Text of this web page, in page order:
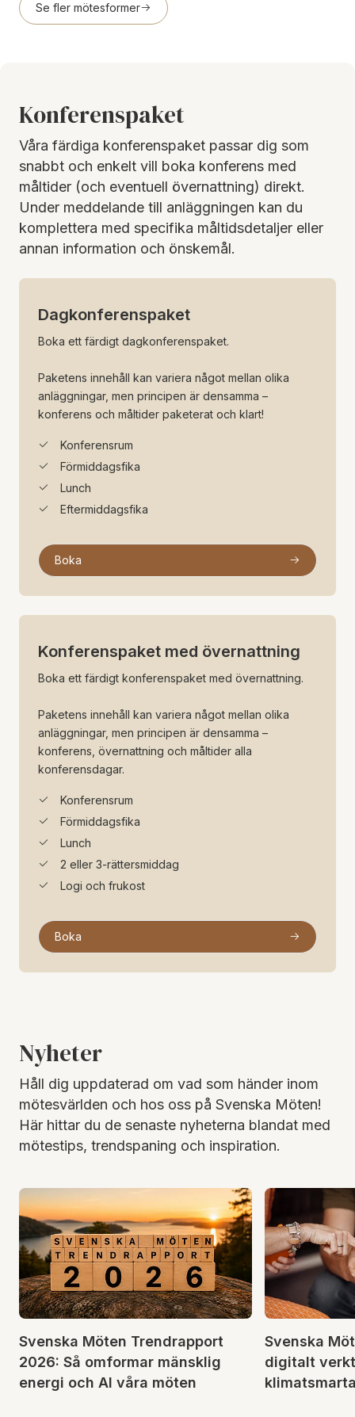
Se fler mötesformer
Konferenspaket
Våra färdiga konferenspaket passar dig som
snabbt och enkelt vill boka konferens med
måltider (och eventuell övernattning) direkt.
Under meddelande till anläggningen kan du
komplettera med specifika måltidsdetaljer eller
annan information och önskemål.
Dagkonferenspaket
Boka ett färdigt dagkonferenspaket.
Paketens innehåll kan variera något mellan olika
anläggningar, men principen är densamma –
konferens och måltider paketerat och klart!
Konferensrum
Förmiddagsfika
Lunch
Eftermiddagsfika
Boka
Konferenspaket med övernattning
Boka ett färdigt konferenspaket med övernattning.
Paketens innehåll kan variera något mellan olika
anläggningar, men principen är densamma –
konferens, övernattning och måltider alla
konferensdagar.
Konferensrum
Förmiddagsfika
Lunch
2 eller 3-rättersmiddag
Logi och frukost
Boka
Nyheter
Håll dig uppdaterad om vad som händer inom
mötesvärlden och hos oss på Svenska Möten!
Här hittar du de senaste nyheterna blandat med
mötestips, trendspaning och inspiration.
Svenska Möten Trendrapport
2026: Så omformar mänsklig
energi och AI våra möten
Svenska
digitalt